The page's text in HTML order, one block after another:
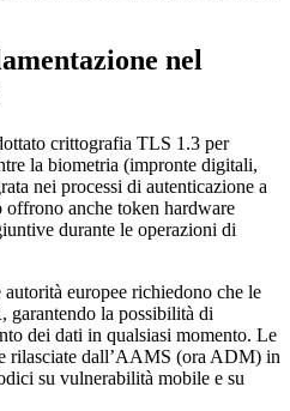
nel
crittografia TLS 1.3 per
la biometria (impronte digitali,
nei processi di autenticazione a
anche token hardware
durante le operazioni di
europee richiedono che le
la possibilità di
dei dati in qualsiasi momento. Le
rilasciate dall’AAMS (ora ADM) in
su vulnerabilità mobile e su